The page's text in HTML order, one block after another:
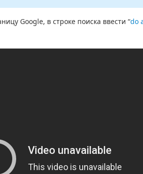
Google, в строке поиска ввести “do